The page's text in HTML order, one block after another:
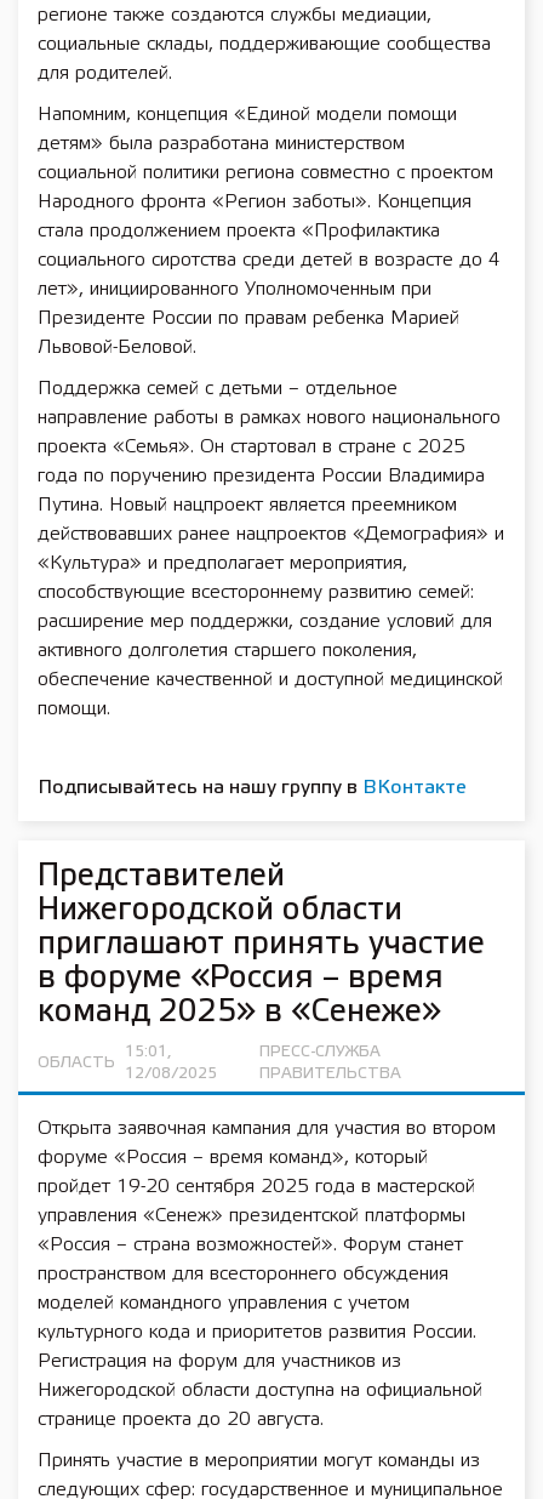
регионе также создаются службы медиации,
социальные склады, поддерживающие сообщества
для родителей.
Напомним, концепция «Единой модели помощи
детям» была разработана министерством
социальной политики региона совместно с проектом
Народного фронта «Регион заботы». Концепция
стала продолжением проекта «Профилактика
социального сиротства среди детей в возрасте до 4
лет», инициированного Уполномоченным при
Президенте России по правам ребенка Марией
Львовой-Беловой.
Поддержка семей с детьми – отдельное
направление работы в рамках нового национального
проекта «Семья». Он стартовал в стране с 2025
года по поручению президента России Владимира
Путина. Новый нацпроект является преемником
действовавших ранее нацпроектов «Демография» и
«Культура» и предполагает мероприятия,
способствующие всестороннему развитию семей:
расширение мер поддержки, создание условий для
активного долголетия старшего поколения,
обеспечение качественной и доступной медицинской
помощи.
Подписывайтесь на нашу группу в ВКонтакте
Представителей
Нижегородской области
приглашают принять участие
в форуме «Россия – время
команд 2025» в «Сенеже»
ОБЛАСТЬ
15:01,
12/08/2025
ПРЕСС-СЛУЖБА
ПРАВИТЕЛЬСТВА
Открыта заявочная кампания для участия во втором
форуме «Россия – время команд», который
пройдет 19-20 сентября 2025 года в мастерской
управления «Сенеж» президентской платформы
«Россия – страна возможностей». Форум станет
пространством для всестороннего обсуждения
моделей командного управления с учетом
культурного кода и приоритетов развития России.
Регистрация на форум для участников из
Нижегородской области доступна на официальной
странице проекта до 20 августа.
Принять участие в мероприятии могут команды из
следующих сфер: государственное и муниципальное